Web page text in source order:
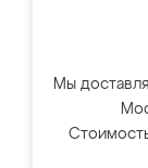
Мы